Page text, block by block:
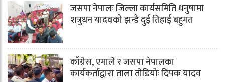
जसपा नेपालः जिल्ला कार्यसमिति धनुषामा
शत्रुधन यादवको झन्डै दुई तिहाई बहुमत
काँग्रेस, एमाले र जसपा नेपालका
कार्यकर्ताद्वारा ताला तोडियोः दिपक यादव